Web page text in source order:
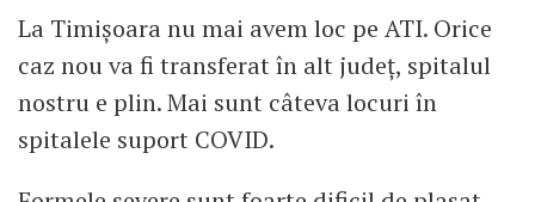
La Timișoara nu mai avem loc pe ATI. Orice
caz nou va fi transferat în alt județ, spitalul
nostru e plin. Mai sunt câteva locuri în
spitalele suport COVID.